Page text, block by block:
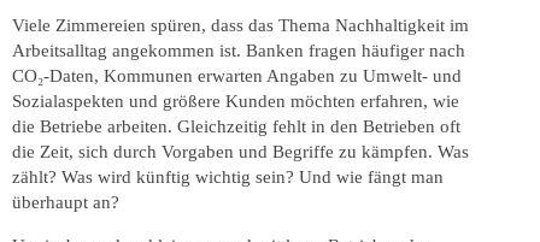
Viele Zimmereien spüren, dass das Thema Nachhaltigkeit im
Arbeitsalltag angekommen ist. Banken fragen häufiger nach
CO₂-Daten, Kommunen erwarten Angaben zu Umwelt- und
Sozialaspekten und größere Kunden möchten erfahren, wie
die Betriebe arbeiten. Gleichzeitig fehlt in den Betrieben oft
die Zeit, sich durch Vorgaben und Begriffe zu kämpfen. Was
zählt? Was wird künftig wichtig sein? Und wie fängt man
überhaupt an?